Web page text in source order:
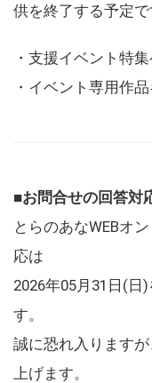
供を終了する予定で
・支援イベント特
・イベント専用作
■お問合せの回答対
とらのあなWEBオ
応は
2026年05月31日(日
す。
誠に恐れ入ります
上げます。